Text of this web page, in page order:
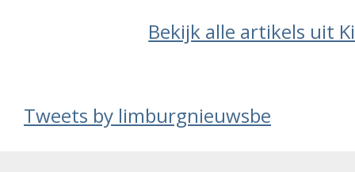
Bekijk alle artikels uit
Tweets by limburgnieuwsbe